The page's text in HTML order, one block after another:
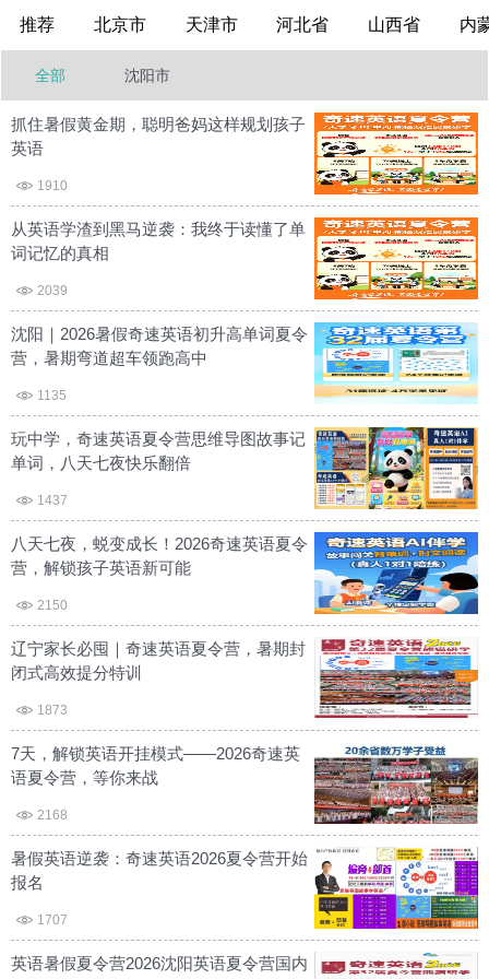
推荐 北京市 天津市 河北省 山西省 内
全部 沈阳市
抓住暑假黄金期，聪明爸妈这样规划孩子
英语
1910
从英语学渣到黑马逆袭：我终于读懂了单
词记忆的真相
2039
沈阳｜2026暑假奇速英语初升高单词夏令
营，暑期弯道超车领跑高中
1135
玩中学，奇速英语夏令营思维导图故事记
单词，八天七夜快乐翻倍
1437
八天七夜，蜕变成长！2026奇速英语夏令
营，解锁孩子英语新可能
2150
辽宁家长必囤｜奇速英语夏令营，暑期封
闭式高效提分特训
1873
7天，解锁英语开挂模式——2026奇速英
语夏令营，等你来战
2168
暑假英语逆袭：奇速英语2026夏令营开始
报名
1707
英语暑假夏令营2026沈阳英语夏令营国内